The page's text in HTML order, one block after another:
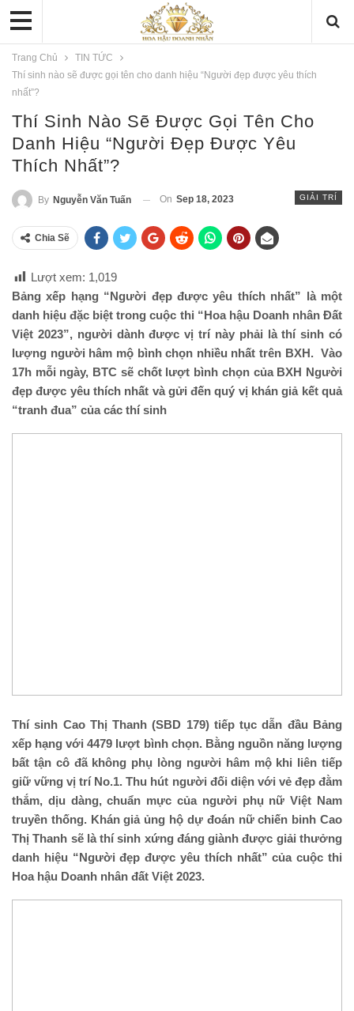
Trang Chủ
TIN TỨC
Thí sinh nào sẽ được gọi tên cho danh hiệu “Người đẹp được yêu thích
nhất”?
Thí Sinh Nào Sẽ Được Gọi Tên Cho
Danh Hiệu “Người Đẹp Được Yêu
Thích Nhất”?
GIẢI TRÍ
By Nguyễn Văn Tuấn On Sep 18, 2023
Chia Sẽ
Lượt xem: 1,019
Bảng xếp hạng “Người đẹp được yêu thích nhất” là một
danh hiệu đặc biệt trong cuộc thi “Hoa hậu Doanh nhân Đất
Việt 2023”, người dành được vị trí này phải là thí sinh có
lượng người hâm mộ bình chọn nhiều nhất trên BXH. Vào
17h mỗi ngày, BTC sẽ chốt lượt bình chọn của BXH Người
đẹp được yêu thích nhất và gửi đến quý vị khán giả kết quả
“tranh đua” của các thí sinh
Thí sinh Cao Thị Thanh (SBD 179) tiếp tục dẫn đầu Bảng
xếp hạng với 4479 lượt bình chọn. Bằng nguồn năng lượng
bất tận cô đã không phụ lòng người hâm mộ khi liên tiếp
giữ vững vị trí No.1. Thu hút người đối diện với vẻ đẹp đằm
thắm, dịu dàng, chuẩn mực của người phụ nữ Việt Nam
truyền thống. Khán giả ủng hộ dự đoán nữ chiến binh Cao
Thị Thanh sẽ là thí sinh xứng đáng giành được giải thưởng
danh hiệu “Người đẹp được yêu thích nhất” của cuộc thi
Hoa hậu Doanh nhân đất Việt 2023.